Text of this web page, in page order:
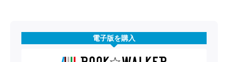
電子版を購入